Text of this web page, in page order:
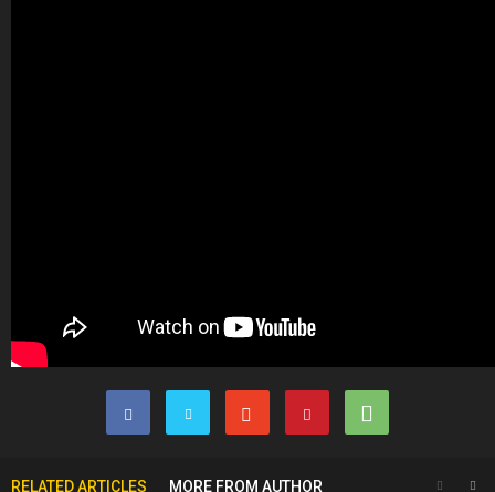
RELATED ARTICLES MORE FROM AUTHOR